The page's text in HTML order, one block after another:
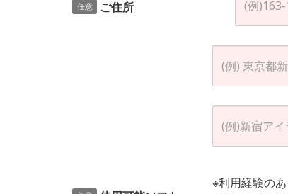
任意 ご住所
※利用経験の